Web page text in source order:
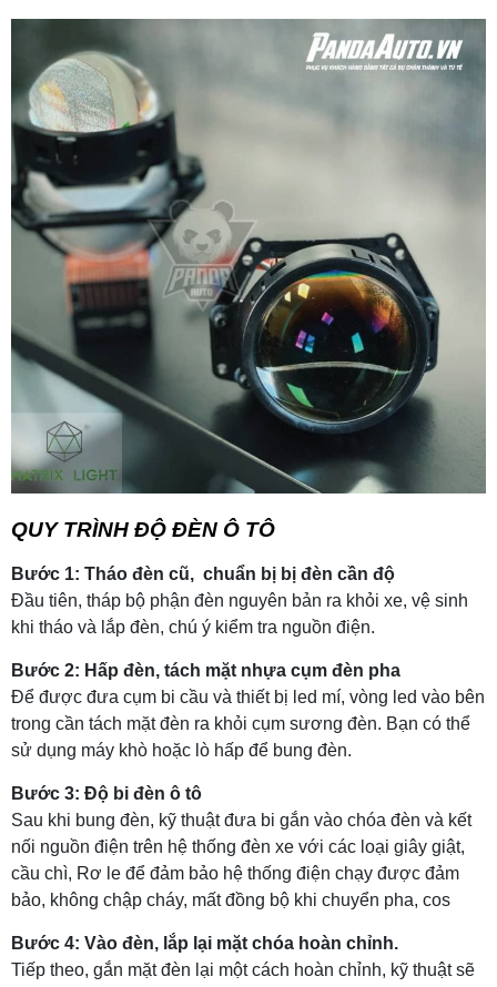
QUY TRÌNH ĐỘ ĐÈN Ô TÔ
Bước 1: Tháo đèn cũ, chuẩn bị bị đèn cần độ
Đầu tiên, tháp bộ phận đèn nguyên bản ra khỏi xe, vệ sinh
khi tháo và lắp đèn, chú ý kiểm tra nguồn điện.
Bước 2: Hấp đèn, tách mặt nhựa cụm đèn pha
Để được đưa cụm bi cầu và thiết bị led mí, vòng led vào bên
trong cần tách mặt đèn ra khỏi cụm sương đèn. Bạn có thể
sử dụng máy khò hoặc lò hấp để bung đèn.
Bước 3: Độ bi đèn ô tô
Sau khi bung đèn, kỹ thuật đưa bi gắn vào chóa đèn và kết
nối nguồn điện trên hệ thống đèn xe với các loại giây giật,
cầu chì, Rơ le để đảm bảo hệ thống điện chạy được đảm
bảo, không chập cháy, mất đồng bộ khi chuyển pha, cos
Bước 4: Vào đèn, lắp lại mặt chóa hoàn chỉnh.
Tiếp theo, gắn mặt đèn lại một cách hoàn chỉnh, kỹ thuật sẽ